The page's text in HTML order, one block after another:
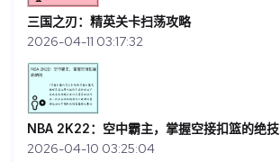
三国之刃：精英关卡扫荡攻略
2026-04-11 03:17:32
NBA 2K22：空中霸主，掌握空接扣篮的绝技
2026-04-10 03:25:04